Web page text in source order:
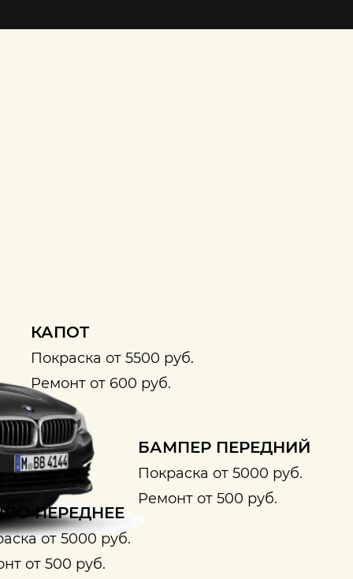
КАПОТ
Покраска от 5500 руб.
Ремонт от 600 руб.
БАМПЕР ПЕРЕДНИЙ
Покраска от 5000 руб.
Ремонт от 500 руб.
ПЕРЕДНЕЕ
от 5000 руб.
от 500 руб.